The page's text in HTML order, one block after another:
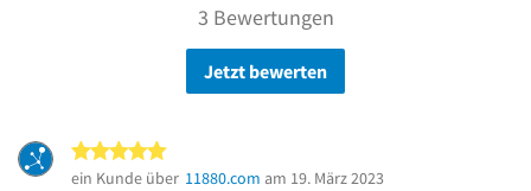
3 Bewertungen
Jetzt bewerten
ein Kunde über 11880.com am 19. März 2023